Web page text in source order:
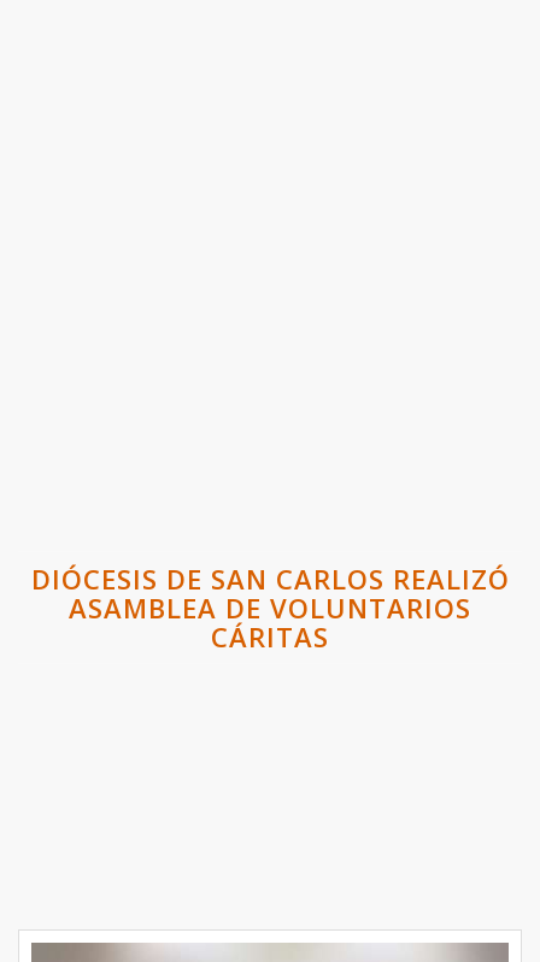
DIÓCESIS DE SAN CARLOS REALIZÓ
ASAMBLEA DE VOLUNTARIOS
CÁRITAS